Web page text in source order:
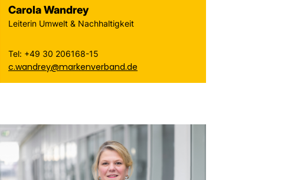
Carola Wandrey
Leiterin Umwelt & Nachhaltigkeit
Tel: +49 30 206168-15
c.wandrey@markenverband.de